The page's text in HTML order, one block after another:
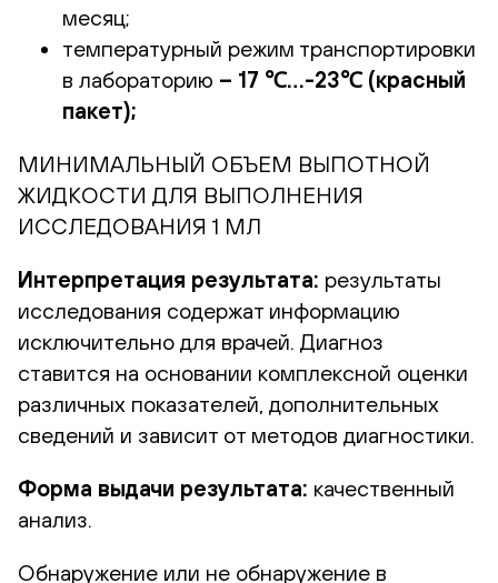
месяц;
температурный режим транспортировки
в лабораторию – 17 ℃…-23℃ (красный
пакет);
МИНИМАЛЬНЫЙ ОБЪЕМ ВЫПОТНОЙ
ЖИДКОСТИ ДЛЯ ВЫПОЛНЕНИЯ
ИССЛЕДОВАНИЯ 1 МЛ
Интерпретация результата: результаты
исследования содержат информацию
исключительно для врачей. Диагноз
ставится на основании комплексной оценки
различных показателей, дополнительных
сведений и зависит от методов диагностики.
Форма выдачи результата: качественный
анализ.
Обнаружение или не обнаружение в